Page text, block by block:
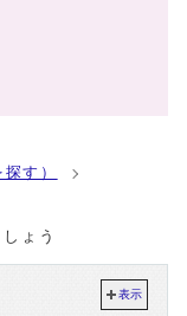
す）
ょう
表示